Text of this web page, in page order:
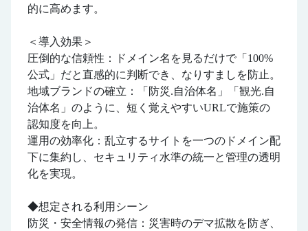
的に高めます。
＜導入効果＞
圧倒的な信頼性：ドメイン名を見るだけで「100%
公式」だと直感的に判断でき、なりすましを防止。
地域ブランドの確立：「防災.自治体名」「観光.自
治体名」のように、短く覚えやすいURLで施策の
認知度を向上。
運用の効率化：乱立するサイトを一つのドメイン配
下に集約し、セキュリティ水準の統一と管理の透明
化を実現。
◆想定される利用シーン
防災・安全情報の発信：災害時のデマ拡散を防ぎ、